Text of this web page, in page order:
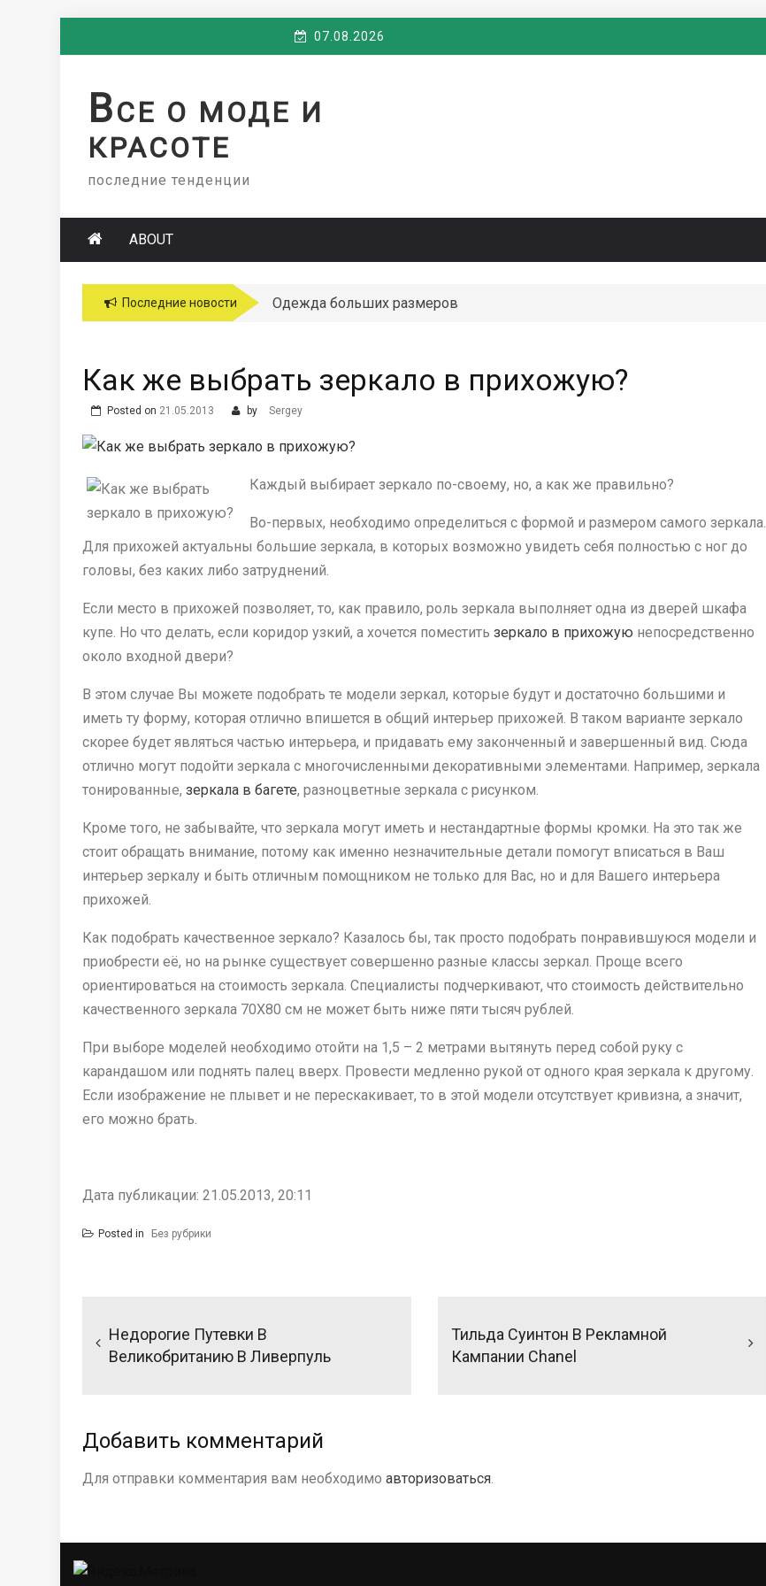
07.08.2026
ВСЕ О МОДЕ И
КРАСОТЕ
последние тенденции
ABOUT
Последние новости Одежда больших размеров
Как же выбрать зеркало в прихожую?
Posted on 21.05.2013 by Sergey
Каждый выбирает зеркало по-своему, но, а как же правильно?
Во-первых, необходимо определиться с формой и размером самого зеркала.
Для прихожей актуальны большие зеркала, в которых возможно увидеть себя полностью с ног до
головы, без каких либо затруднений.
Если место в прихожей позволяет, то, как правило, роль зеркала выполняет одна из дверей шкафа
купе. Но что делать, если коридор узкий, а хочется поместить зеркало в прихожую непосредственно
около входной двери?
В этом случае Вы можете подобрать те модели зеркал, которые будут и достаточно большими и
иметь ту форму, которая отлично впишется в общий интерьер прихожей. В таком варианте зеркало
скорее будет являться частью интерьера, и придавать ему законченный и завершенный вид. Сюда
отлично могут подойти зеркала с многочисленными декоративными элементами. Например, зеркала
тонированные, зеркала в багете, разноцветные зеркала с рисунком.
Кроме того, не забывайте, что зеркала могут иметь и нестандартные формы кромки. На это так же
стоит обращать внимание, потому как именно незначительные детали помогут вписаться в Ваш
интерьер зеркалу и быть отличным помощником не только для Вас, но и для Вашего интерьера
прихожей.
Как подобрать качественное зеркало? Казалось бы, так просто подобрать понравившуюся модели и
приобрести её, но на рынке существует совершенно разные классы зеркал. Проще всего
ориентироваться на стоимость зеркала. Специалисты подчеркивают, что стоимость действительно
качественного зеркала 70Х80 см не может быть ниже пяти тысяч рублей.
При выборе моделей необходимо отойти на 1,5 – 2 метрами вытянуть перед собой руку с
карандашом или поднять палец вверх. Провести медленно рукой от одного края зеркала к другому.
Если изображение не плывет и не перескакивает, то в этой модели отсутствует кривизна, а значит,
его можно брать.
Дата публикации: 21.05.2013, 20:11
Posted in Без рубрики
записям
Недорогие Путевки В
Великобританию В Ливерпуль
Тильда Суинтон В Рекламной
Кампании Chanel
Добавить комментарий
Для отправки комментария вам необходимо авторизоваться.